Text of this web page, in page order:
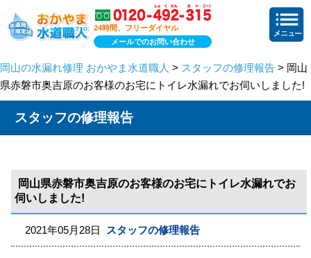
24時間、フリーダイヤル
メールでのお問い合わせ
岡山の水漏れ修理 おかやま水道職人 > スタッフの修理報告 > 岡山
県赤磐市奥吉原のお客様のお宅にトイレ水漏れでお伺いしました!
スタッフの修理報告
岡山県赤磐市奥吉原のお客様のお宅にトイレ水漏れでお
伺いしました!
2021年05月28日 スタッフの修理報告